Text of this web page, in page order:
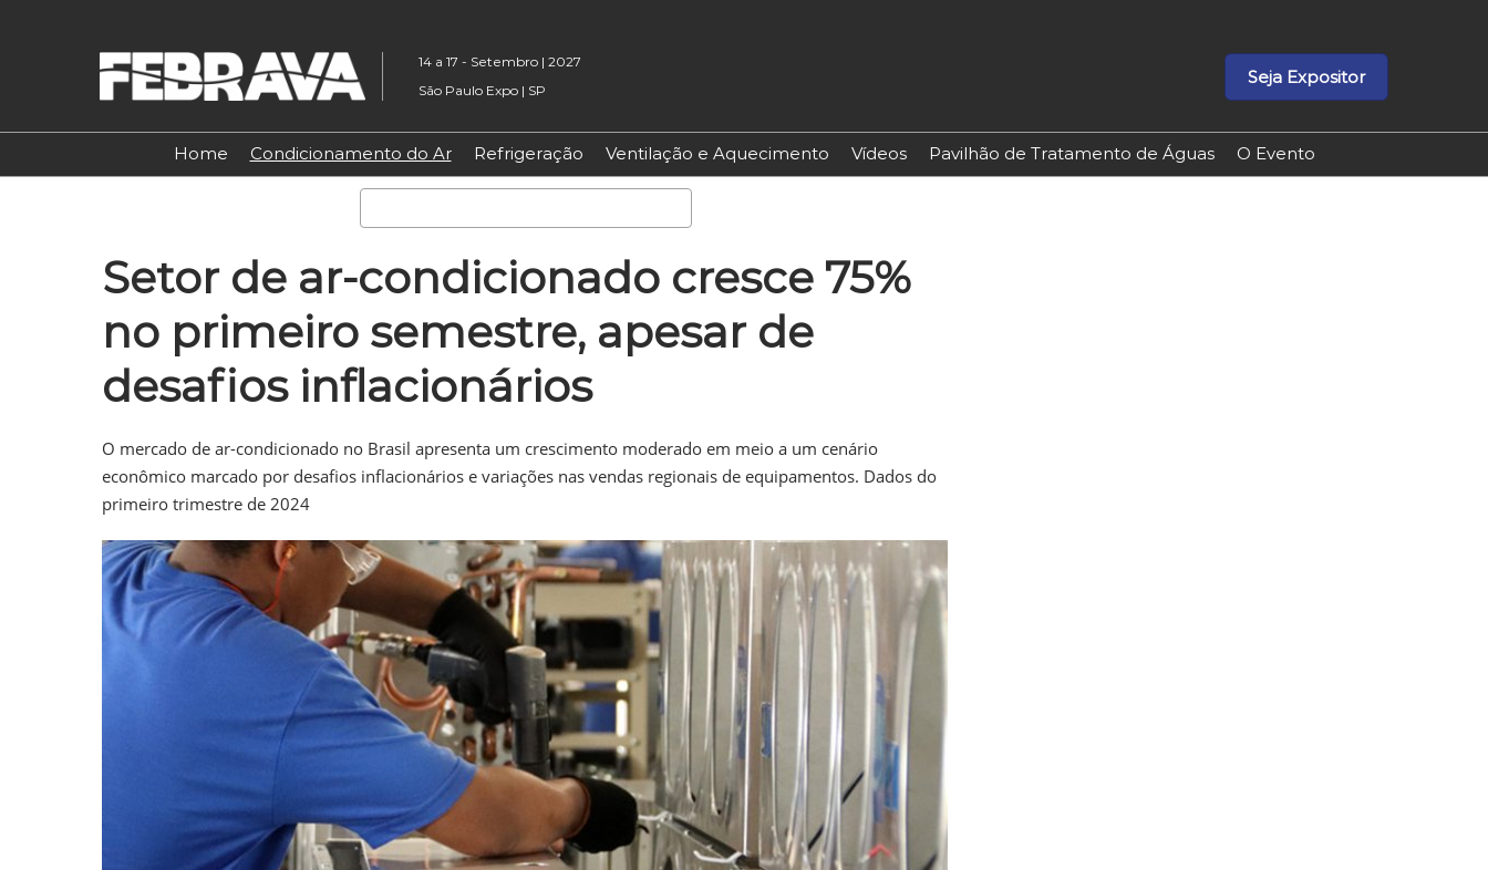
o
conteúdo
14 a 17 - Setembro | 2027
São Paulo Expo | SP
Seja Expositor
Home Condicionamento do Ar Refrigeração Ventilação e Aquecimento Vídeos Pavilhão de Tratamento de Águas O Evento
Setor de ar-condicionado cresce 75%
no primeiro semestre, apesar de
desafios inflacionários
O mercado de ar-condicionado no Brasil apresenta um crescimento moderado em meio a um cenário
econômico marcado por desafios inflacionários e variações nas vendas regionais de equipamentos. Dados do
primeiro trimestre de 2024